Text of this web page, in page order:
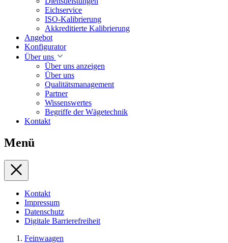
Eichservice
ISO-Kalibrierung
Akkreditierte Kalibrierung
Angebot
Konfigurator
Über uns
Über uns anzeigen
Über uns
Qualitätsmanagement
Partner
Wissenswertes
Begriffe der Wägetechnik
Kontakt
Menü
Kontakt
Impressum
Datenschutz
Digitale Barrierefreiheit
Feinwaagen